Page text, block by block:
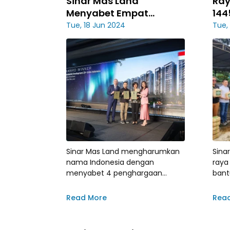
Menyabet Empat
Penghargaan Bergengsi
di Ajang Asia Pacific
Property Awards 2024
Tue, 18 Jun 2024
Sinar Mas Land mengharumkan
nama Indonesia dengan
menyabet 4 penghargaan
Property Awards 2024
Read More